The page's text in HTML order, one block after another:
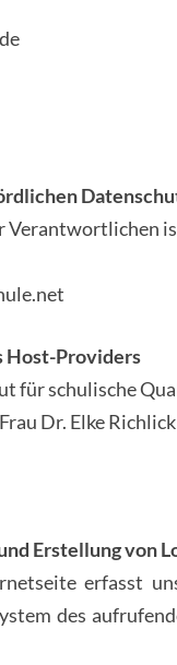
Verantwortlichen
Host-Providers
für schulische
Dr. Elke Richlick
Erstellung von
erfasst
des